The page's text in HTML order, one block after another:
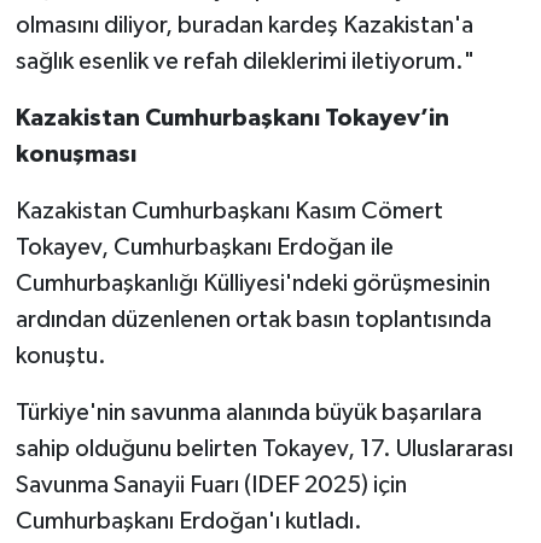
olmasını diliyor, buradan kardeş Kazakistan'a
sağlık esenlik ve refah dileklerimi iletiyorum."
Kazakistan Cumhurbaşkanı Tokayev’in
konuşması
Kazakistan Cumhurbaşkanı Kasım Cömert
Tokayev, Cumhurbaşkanı Erdoğan ile
Cumhurbaşkanlığı Külliyesi'ndeki görüşmesinin
ardından düzenlenen ortak basın toplantısında
konuştu.
Türkiye'nin savunma alanında büyük başarılara
sahip olduğunu belirten Tokayev, 17. Uluslararası
Savunma Sanayii Fuarı (IDEF 2025) için
Cumhurbaşkanı Erdoğan'ı kutladı.